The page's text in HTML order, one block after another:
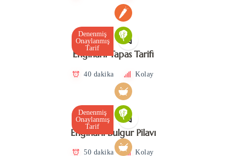
Denenmiş
Onaylanmış
Tarif
Enginarlı Tapas Tarifi
40 dakika Kolay
Denenmiş
Onaylanmış
Tarif
Enginarlı Bulgur Pilavı
50 dakika Kolay